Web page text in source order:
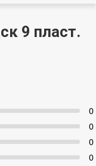
9 пласт.
0
0
0
0